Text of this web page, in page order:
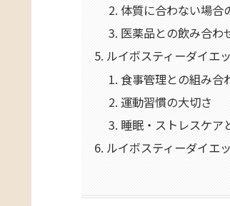
体質に合わない場合
医薬品との飲み合わ
ルイボスティーダイエ
食事管理との組み合
運動習慣の大切さ
睡眠・ストレスケア
ルイボスティーダイエ